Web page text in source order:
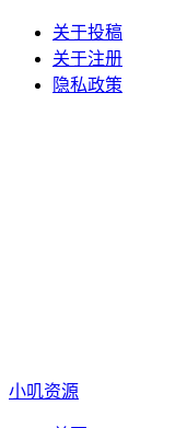
关于投稿
关于注册
隐私政策
小叽资源